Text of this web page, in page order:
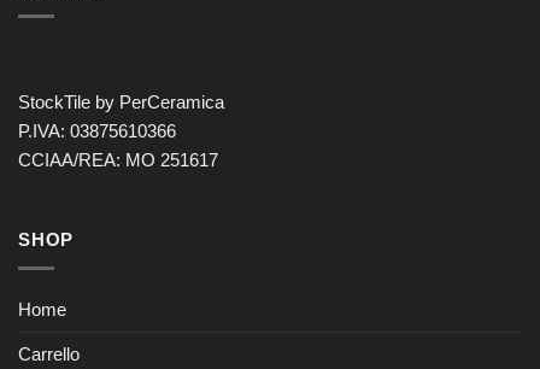
StockTile by PerCeramica
P.IVA: 03875610366
CCIAA/REA: MO 251617
SHOP
Home
Carrello